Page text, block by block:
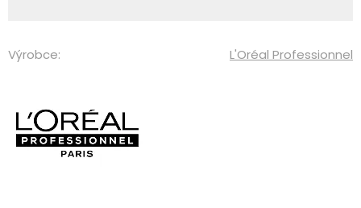
Výrobce: L'Oréal Professionnel